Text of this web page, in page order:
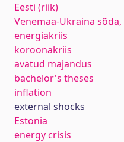
Eesti (riik)
Venemaa-Ukraina sõda,
energiakriis
koroonakriis
avatud majandus
bachelor's theses
inflation
external shocks
Estonia
energy crisis